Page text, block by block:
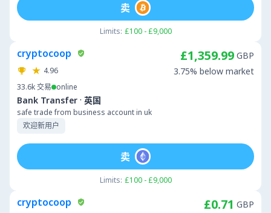
Limits: £100 - £9,000
卖
cryptocoop
4.96
33.6k交易 online
Bank Transfer · 英国
safe trade from business account in uk
欢迎新用户
£1,359.99 GBP
3.75% below market
Limits: £100 - £9,000
卖
cryptocoop £0.71 GBP